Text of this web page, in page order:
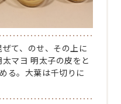
て、のせ、その上に
太マヨ 明太子の皮をと
る。大葉は千切りに